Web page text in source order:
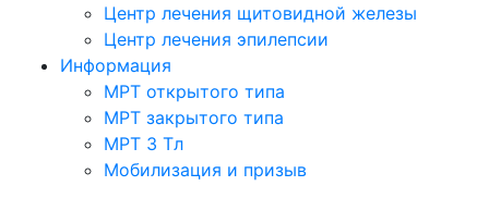
Центр лечения щитовидной железы
Центр лечения эпилепсии
Информация
МРТ открытого типа
МРТ закрытого типа
МРТ 3 Тл
Мобилизация и призыв